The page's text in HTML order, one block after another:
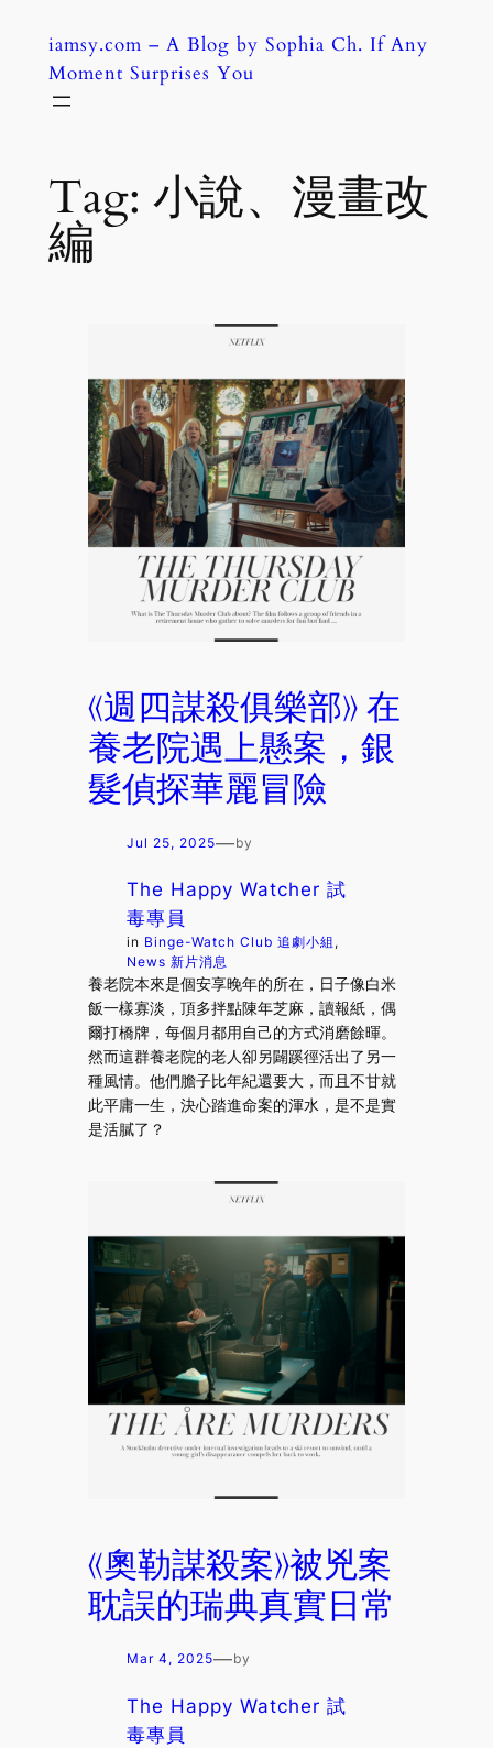
content
iamsy.com – A Blog by Sophia Ch. If Any
Moment Surprises You
Tag: 小說、漫畫改
編
《週四謀殺俱樂部》 在
養老院遇上懸案，銀
髮偵探華麗冒險
Jul 25, 2025—by
The Happy Watcher 試
毒專員
in Binge-Watch Club 追劇小組
News 新片消息
養老院本來是個安享晚年的所在，日子像白米
飯一樣寡淡，頂多拌點陳年芝麻，讀報紙，偶
爾打橋牌，每個月都用自己的方式消磨餘暉。
然而這群養老院的老人卻另闢蹊徑活出了另一
種風情。他們膽子比年紀還要大，而且不甘就
此平庸一生，決心踏進命案的渾水，是不是實
是活膩了？
《奧勒謀殺案》被兇案
耽誤的瑞典真實日常
Mar 4, 2025—by
The Happy Watcher 試
毒專員